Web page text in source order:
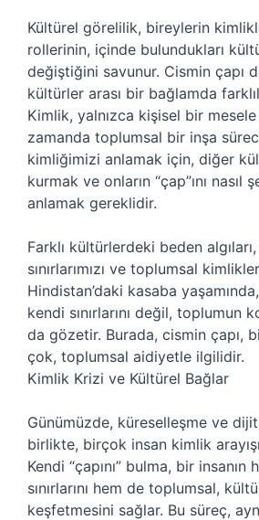
Kültürel görelilik, bireylerin
rollerinin, içinde bulundukları
değiştiğini savunur. Cismin çapı
kültürler arası bir bağlamda
Kimlik, yalnızca kişisel bir mesele
zamanda toplumsal bir inşa
kimliğimizi anlamak için, diğer
kurmak ve onların “çap”ını nasıl
anlamak gereklidir.
Farklı kültürlerdeki beden
sınırlarımızı ve toplumsal
Hindistan’daki kasaba
kendi sınırlarını değil, toplumun
da gözetir. Burada, cismin çapı,
çok, toplumsal aidiyetle ilgilidir.
Kimlik Krizi ve Kültürel Bağlar
Günümüzde, küreselleşme ve
birlikte, birçok insan kimlik
Kendi “çapını” bulma, bir insanın
sınırlarını hem de toplumsal,
keşfetmesini sağlar. Bu süreç,